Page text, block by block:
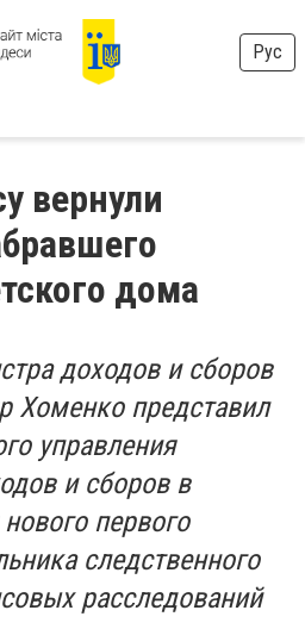
Рус
вернули
дома
доходов и сборов
Хоменко представил
управления
и сборов в
первого
следственного
расследований